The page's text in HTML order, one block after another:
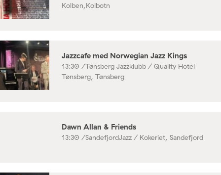
Kolben,Kolbotn
Jazzcafe med Norwegian Jazz Kings
13:30 /Tønsberg Jazzklubb / Quality Hotel
Tønsberg, Tønsberg
Dawn Allan & Friends
13:30 /SandefjordJazz / Kokeriet, Sandefjord